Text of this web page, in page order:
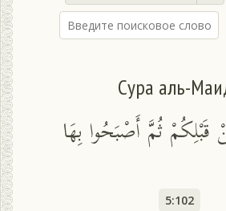
Сура аль-
ثُمَّ أَصْبَحُوا بِهَا
5:102